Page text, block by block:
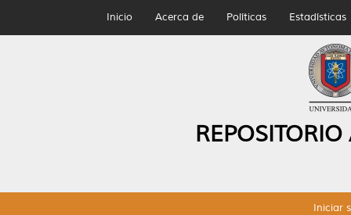
Inicio Acerca de Políticas Estadísticas
Iniciar